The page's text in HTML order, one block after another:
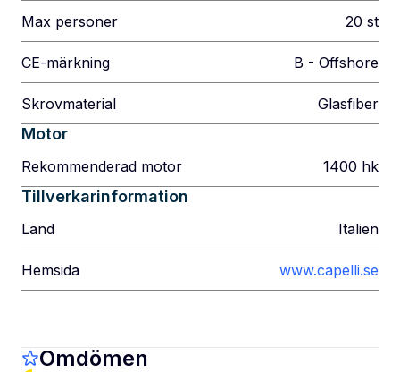
Max personer 20 st
CE-märkning B - Offshore
Skrovmaterial Glasfiber
Motor
Rekommenderad motor 1400 hk
Tillverkarinformation
Land Italien
Hemsida www.capelli.se
Omdömen